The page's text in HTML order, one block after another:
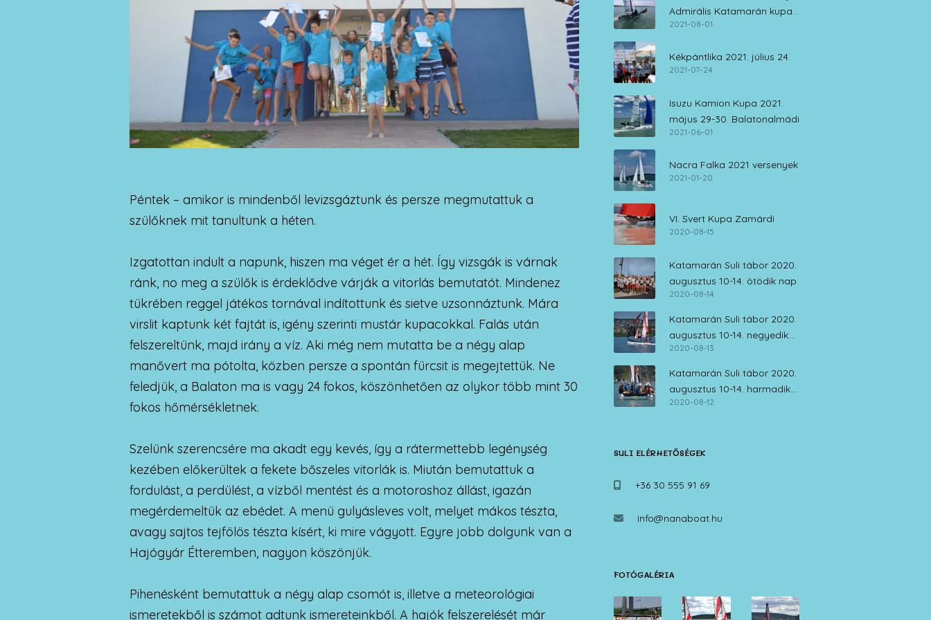
Péntek – amikor is mindenből levizsgáztunk és persze megmutattuk a
szülőknek mit tanultunk a héten.
Izgatottan indult a napunk, hiszen ma véget ér a hét. Így vizsgák is várnak
ránk, no meg a szülők is érdeklődve várják a vitorlás bemutatót. Mindenez
tükrében reggel játékos tornával indítottunk és sietve uzsonnáztunk. Mára
virslit kaptunk két fajtát is, igény szerinti mustár kupacokkal. Falás után
felszereltünk, majd irány a víz. Aki még nem mutatta be a négy alap
manővert ma pótolta, közben persze a spontán fürcsit is megejtettük. Ne
feledjük, a Balaton ma is vagy 24 fokos, köszönhetően az olykor több mint 30
fokos hőmérsékletnek.
Szelünk szerencsére ma akadt egy kevés, így a rátermettebb legénység
kezében előkerültek a fekete bőszeles vitorlák is. Miután bemutattuk a
fordulást, a perdülést, a vízből mentést és a motoroshoz állást, igazán
megérdemeltük az ebédet. A menü gulyásleves volt, melyet mákos tészta,
avagy sajtos tejfölös tészta kísért, ki mire vágyott. Egyre jobb dolgunk van a
Hajógyár Étteremben, nagyon köszönjük.
Pihenésként bemutattuk a négy alap csomót is, illetve a meteorológiai
ismeretekből is számot adtunk ismereteinkből. A hajók felszerelését már
Admirális Katamarán kupa
július 30. – augusztus 1.
2021-08-01
Kékpántlika 2021. július 24.
2021-07-24
Isuzu Kamion Kupa 2021.
május 29-30. Balatonalmádi
2021-06-01
Nacra Falka 2021 versenyek
2021-01-20
VI. Svert Kupa Zamárdi
2020-08-15
Katamarán Suli tábor 2020.
augusztus 10-14. ötödik nap
2020-08-14
Katamarán Suli tábor 2020.
augusztus 10-14. negyedik
nap
2020-08-13
Katamarán Suli tábor 2020.
augusztus 10-14. harmadik
nap
2020-08-12
SULI ELÉRHETŐSÉGEK
+36 30 555 91 69
info@nanaboat.hu
FOTÓGALÉRIA